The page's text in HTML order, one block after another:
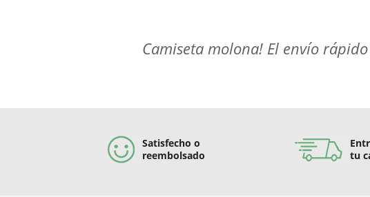
Camiseta molona! El envío
Satisfecho o
reembolsado
tu